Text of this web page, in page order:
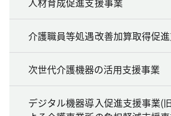
介護職員等処遇改善加算取得促
次世代介護機器の活用支援事業
デジタル機器導入促進支援事業(